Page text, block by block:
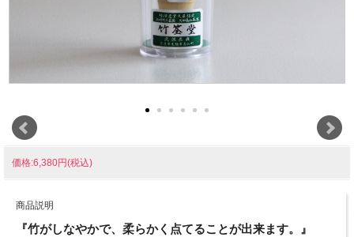
価格:6,380円(税込)
商品説明
『竹がしなやかで、柔らかく点てることが出来ます。』